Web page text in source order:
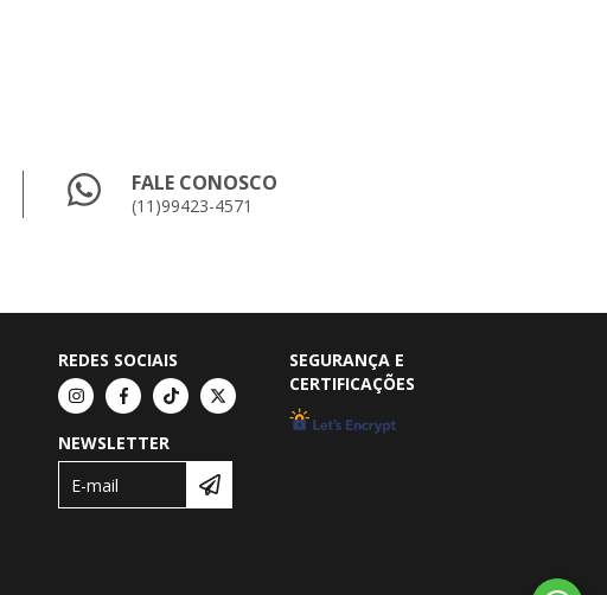
FALE CONOSCO
(11)99423-4571
REDES SOCIAIS
NEWSLETTER
SEGURANÇA E
CERTIFICAÇÕES